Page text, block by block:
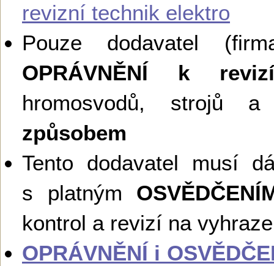
revizní technik elektro
Pouze dodavatel
OPRÁVNĚNÍ k
hromosvodů, strojů
způsobem
Tento dodavatel musí
s platným
kontrol a revizí na
OPRÁVNĚNÍ i